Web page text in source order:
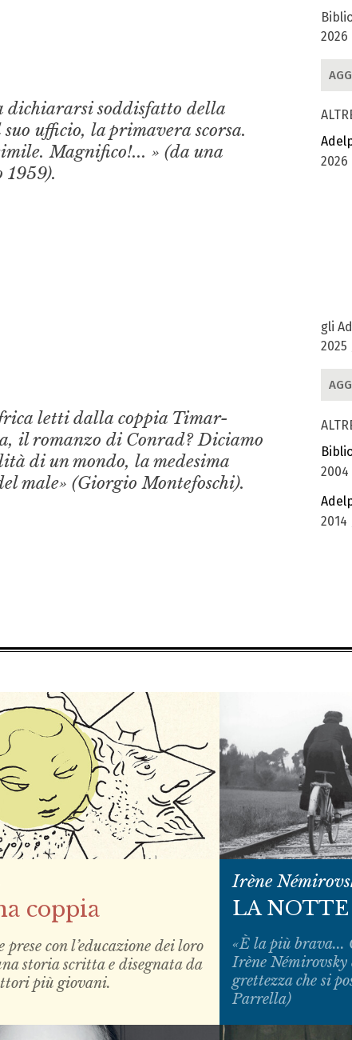
dichiararsi soddisfatto della
ufficio, la primavera scorsa.
Magnifico!... » (da una
letti dalla coppia Timar-
il romanzo di Conrad? Diciamo
di un mondo, la medesima
male» (Giorgio Montefoschi).
gli
coppia
con l’educazione dei loro
storia scritta e disegnata da
più giovani.
Irène
LA
«È la più
Irène
grettezza che si
Parrella)